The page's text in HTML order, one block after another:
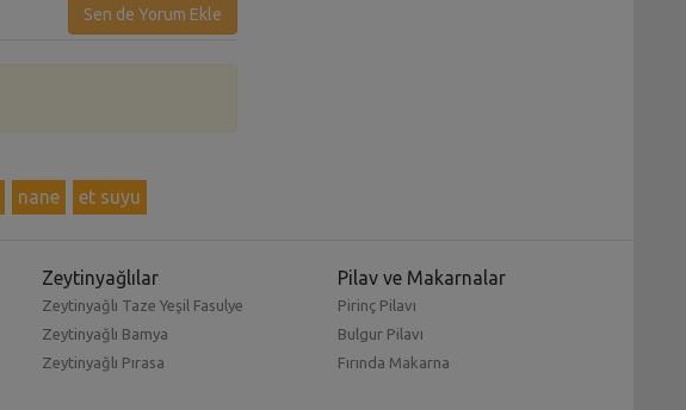
Sen de Yorum Ekle
nane et suyu
Zeytinyağlılar
Zeytinyağlı Taze Yeşil Fasulye
Zeytinyağlı Bamya
Zeytinyağlı Pırasa
Pilav ve Makarnalar
Pirinç Pilavı
Bulgur Pilavı
Fırında Makarna